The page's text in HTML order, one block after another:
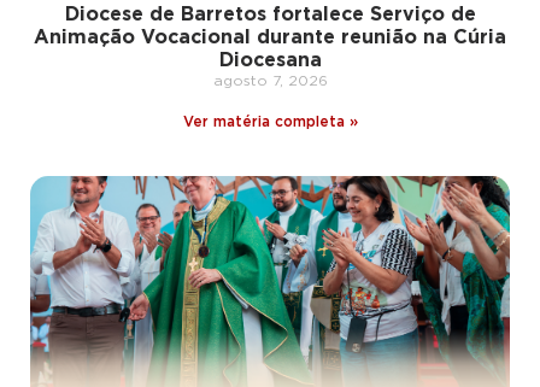
Diocese de Barretos fortalece Serviço de
Animação Vocacional durante reunião na Cúria
Diocesana
agosto 7, 2026
Ver matéria completa »